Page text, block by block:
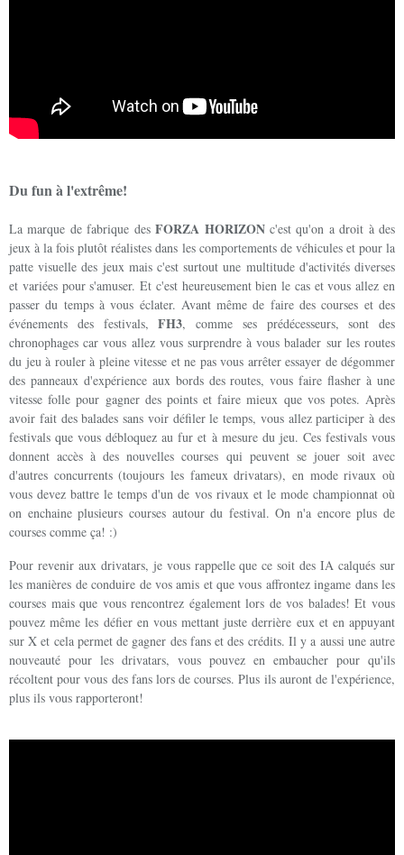
Du fun à l'extrême!
La marque de fabrique desFORZA HORIZONc'est qu'on a droit à des
jeux à la fois plutôt réalistes dans les comportements de véhicules et pour la
patte visuelle des jeux mais c'est surtout une multitude d'activités diverses
et variées pour s'amuser. Et c'est heureusement bien le cas et vous allez en
passer du temps à vous éclater. Avant même de faire des courses et des
événements des festivals,FH3, comme ses prédécesseurs, sont des
chronophages car vous allez vous surprendre à vous balader sur les routes
du jeu à rouler à pleine vitesse et ne pas vous arrêter essayer de dégommer
des panneaux d'expérience aux bords des routes, vous faire flasher à une
vitesse folle pour gagner des points et faire mieux que vos potes. Après
avoir fait des balades sans voir défiler le temps, vous allez participer à des
festivals que vous débloquez au fur et à mesure du jeu. Ces festivals vous
donnent accès à des nouvelles courses qui peuvent se jouer soit avec
d'autres concurrents (toujours les fameux drivatars), en mode rivaux où
vous devez battre le temps d'un de vos rivaux et le mode championnat où
on enchaine plusieurs courses autour du festival. On n'a encore plus de
courses comme ça! :)
Pour revenir aux drivatars, je vous rappelle que ce soit des IA calqués sur
les manières de conduire de vos amis et que vous affrontez ingame dans les
courses mais que vous rencontrez également lors de vos balades! Et vous
pouvez même les défier en vous mettant juste derrière eux et en appuyant
sur X et cela permet de gagner des fans et des crédits. Il y a aussi une autre
nouveauté pour les drivatars, vous pouvez en embaucher pour qu'ils
récoltent pour vous des fans lors de courses. Plus ils auront de l'expérience,
plus ils vous rapporteront!